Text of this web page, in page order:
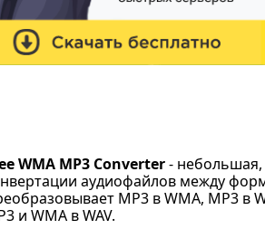
WMA MP3 Converter- небольшая,
аудиофайлов между
MP3 в WMA, MP3 в
и WMA в WAV.